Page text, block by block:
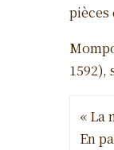
pièces
1592),
« La
En